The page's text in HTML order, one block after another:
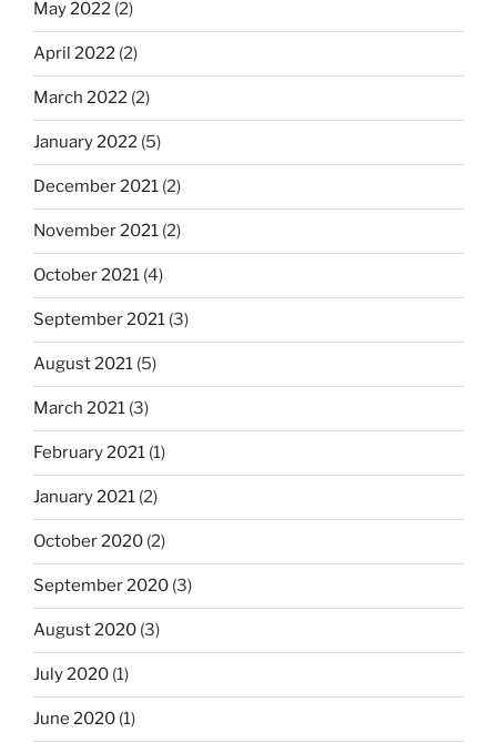
May 2022 (2)
April 2022 (2)
March 2022 (2)
January 2022 (5)
December 2021 (2)
November 2021 (2)
October 2021 (4)
September 2021 (3)
August 2021 (5)
March 2021 (3)
February 2021 (1)
January 2021 (2)
October 2020 (2)
September 2020 (3)
August 2020 (3)
July 2020 (1)
June 2020 (1)